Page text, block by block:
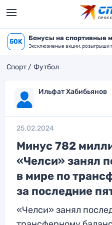
50K Бонусы на спортивные
Эксклюзивные акции, розыгрыши
Спорт Футбол
Ильфат Хабибьянов
25.02.2024
Минус 782
«Челси» занял
в мире по
за последние
«Челси» занял